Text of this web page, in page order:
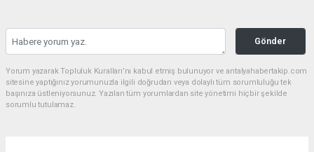
Gönder
Yorum yazarak Topluluk Kuralları’nı kabul etmiş bulunuyor ve antalyahabertakip.com
sitesine yaptığınız yorumunuzla ilgili doğrudan veya dolaylı tüm sorumluluğu tek
başınıza üstleniyorsunuz. Yazılan tüm yorumlardan site yönetimi hiçbir şekilde
sorumlu tutulamaz.